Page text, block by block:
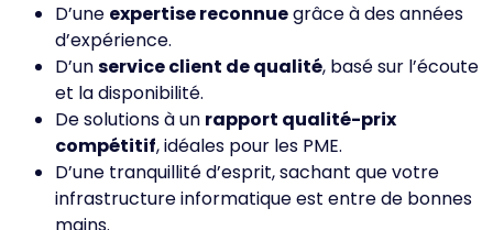
D’une expertise reconnuegrâce à des années
d’expérience.
D’unservice client de qualité, basé sur l’écoute
et la disponibilité.
De solutions à un rapport qualité-prix
compétitif, idéales pour les PME.
D’une tranquillité d’esprit, sachant que votre
infrastructure informatique est entre de bonnes